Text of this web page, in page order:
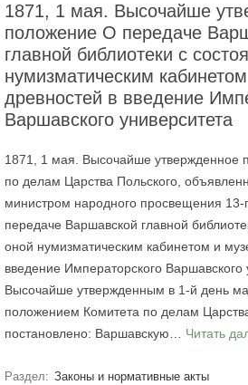
1871, 1 мая. Высочайше
положение О передаче
главной библиотеки с
нумизматическим
древностей в введение
Варшавского университета
1871, 1 мая. Высочайше утвержденное
по делам Царства Польского,
министром народного просвещения
передаче Варшавской главной
оной нумизматическим кабинетом и
введение Императорского Варшавского
Высочайше утвержденным в 1‑й день
положением Комитета по делам
постановлено: Варшавскую… Читать
Раздел: Законы и нормативные акты